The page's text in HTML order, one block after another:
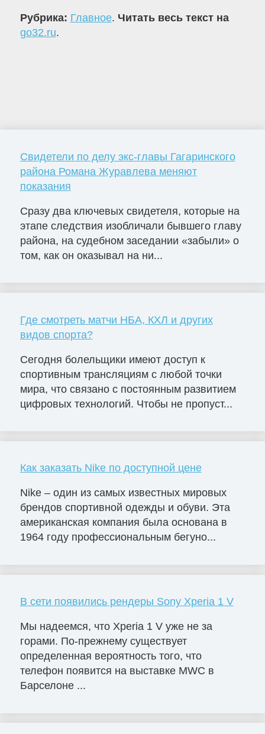
Рубрика: Главное. Читать весь текст на
go32.ru.
Свидетели по делу экс-главы Гагаринского
района Романа Журавлева меняют
показания
Сразу два ключевых свидетеля, которые на
этапе следствия изобличали бывшего главу
района, на судебном заседании «забыли» о
том, как он оказывал на ни...
Где смотреть матчи НБА, КХЛ и других
видов спорта?
Сегодня болельщики имеют доступ к
спортивным трансляциям с любой точки
мира, что связано с постоянным развитием
цифровых технологий. Чтобы не пропуст...
Как заказать Nike по доступной цене
Nike – один из самых известных мировых
брендов спортивной одежды и обуви. Эта
американская компания была основана в
1964 году профессиональным бегуно...
В сети появились рендеры Sony Xperia 1 V
Мы надеемся, что Xperia 1 V уже не за
горами. По-прежнему существует
определенная вероятность того, что
телефон появится на выставке MWC в
Барселоне ...